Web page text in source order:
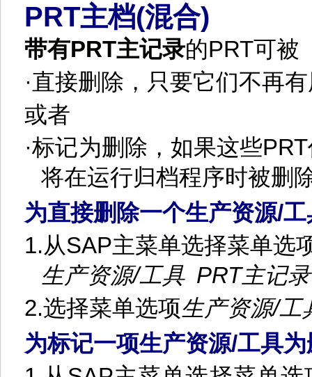
PRT主档(混合)
带有PRT主记录的PRT可被
·直接删除，只要它们不再
或者
·标记为删除，如果这些PRT
将在运行归档程序时被删
为直接删除一个生产资源/工
1.从SAP主菜单选择菜单选
生产资源/工具 PRT主记
2.选择菜单选项生产资源/工
为标记一项生产资源/工具